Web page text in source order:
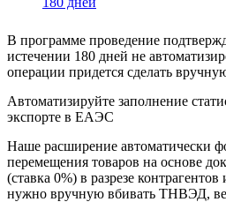
В программе проведение
истечении 180 дней не
операции придется сделать
Автоматизируйте заполнение
экспорте в ЕАЭС
Наше расширение автоматически
перемещения товаров на основе
(ставка 0%) в разрезе
нужно вручную вбивать ТНВЭД,